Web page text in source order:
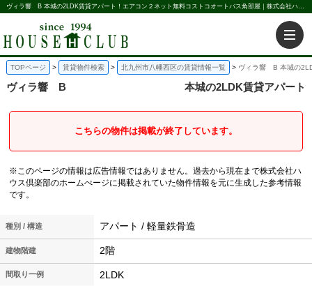
ヴィラ響 B 本城の2LDK賃貸アパート！エアコン２ネット無料コストコオートバス角部屋｜株式会社ハウス倶楽部
TOPページ 賃貸物件検索 北九州市八幡西区の賃貸情報一覧 ヴィラ響 B 本城の
ヴィラ響 B 本城の2LDK賃貸アパート
こちらの物件は掲載が終了しています。
※このページの情報は広告情報ではありません。過去から現在まで株式会社ハ
ウス倶楽部のホームぺージに掲載されていた物件情報を元に生成した参考情報
です。
種別 / 構造 アパート / 軽量鉄骨造
建物階建 2階
間取り一例 2LDK